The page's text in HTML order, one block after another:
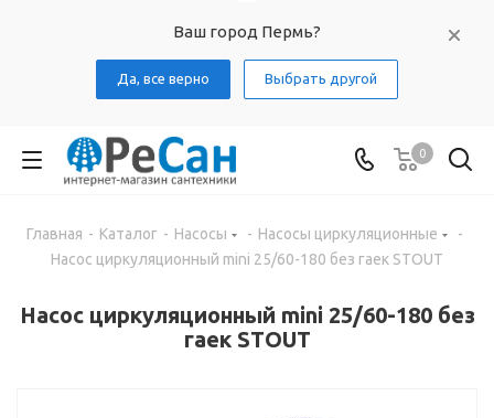
Ваш город Пермь?
Да, все верно Выбрать другой
0
Главная - Каталог - Насосы - Насосы циркуляционные
-
Насос циркуляционный mini 25/60-180 без гаек STOUT
Насос циркуляционный mini 25/60-180 без
гаек STOUT